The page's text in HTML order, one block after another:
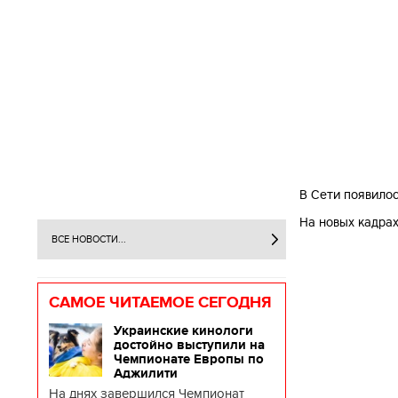
ВСЕ НОВОСТИ...
САМОЕ ЧИТАЕМОЕ СЕГОДНЯ
Украинские кинологи
достойно выступили на
Чемпионате Европы по
Аджилити
На днях завершился Чемпионат
В Сети
На новых